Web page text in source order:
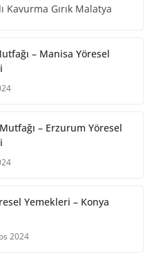
Kavurma Gırık Malatya
– Manisa Yöresel
– Erzurum Yöresel
Yemekleri – Konya
2024